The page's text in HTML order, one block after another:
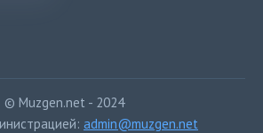
© Muzgen.net - 2024
admin@muzgen.net